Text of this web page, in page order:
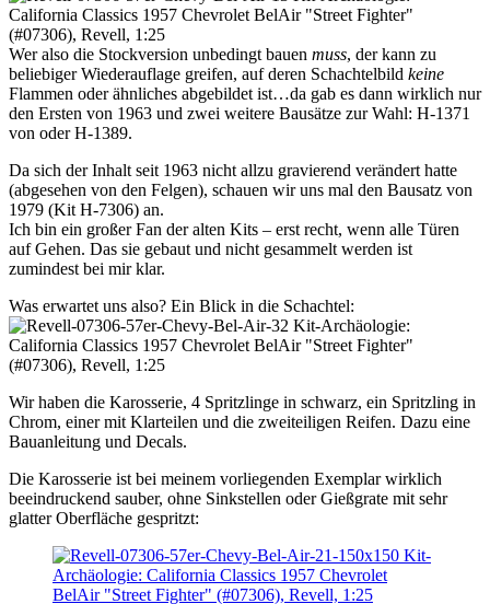
Wer also die Stockversion unbedingt bauen muss, der kann zu
beliebiger Wiederauflage greifen, auf deren Schachtelbild keine
Flammen oder ähnliches abgebildet ist…da gab es dann wirklich nur
den Ersten von 1963 und zwei weitere Bausätze zur Wahl: H-1371
von oder H-1389.
Da sich der Inhalt seit 1963 nicht allzu gravierend verändert hatte
(abgesehen von den Felgen), schauen wir uns mal den Bausatz von
1979 (Kit H-7306) an.
Ich bin ein großer Fan der alten Kits – erst recht, wenn alle Türen
auf Gehen. Das sie gebaut und nicht gesammelt werden ist
zumindest bei mir klar.
Was erwartet uns also? Ein Blick in die Schachtel:
Wir haben die Karosserie, 4 Spritzlinge in schwarz, ein Spritzling in
Chrom, einer mit Klarteilen und die zweiteiligen Reifen. Dazu eine
Bauanleitung und Decals.
Die Karosserie ist bei meinem vorliegenden Exemplar wirklich
beeindruckend sauber, ohne Sinkstellen oder Gießgrate mit sehr
glatter Oberfläche gespritzt: